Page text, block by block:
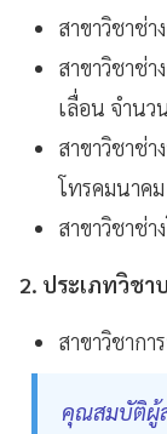
สาขาวิชาช่า
สาขาวิชาช่
เลื่อน จำนว
สาขาวิชาช่
โทรคมนาค
สาขาวิชาช่า
2. ประเภทวิชา
สาขาวิชาก
คุณสมบัติผู้